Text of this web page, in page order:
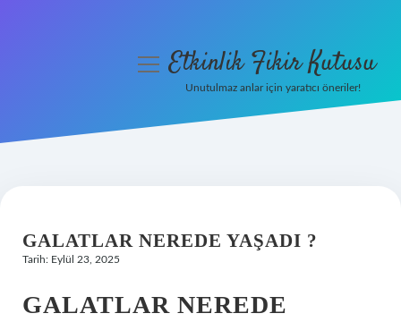
Hakkımızda
menüyüEtkinlik Fikir Kutusu
Unutulmaz anlar için yaratıcı öneriler!
GALATLAR NEREDE YAŞADI ?
Tarih: Eylül 23, 2025
GALATLAR NEREDE